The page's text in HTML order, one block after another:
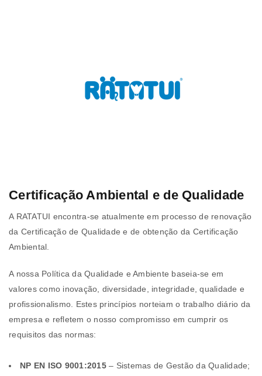
Certificação Ambiental e de Qualidade
A RATATUI encontra-se atualmente em processo de renovação
da Certificação de Qualidade e de obtenção da Certificação
Ambiental.
A nossa Política da Qualidade e Ambiente baseia-se em
valores como inovação, diversidade, integridade, qualidade e
profissionalismo. Estes princípios norteiam o trabalho diário da
empresa e refletem o nosso compromisso em cumprir os
requisitos das normas:
NP EN ISO 9001:2015– Sistemas de Gestão da Qualidade;